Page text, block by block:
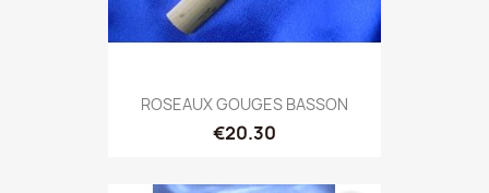
ROSEAUX GOUGES BASSON
€20.30